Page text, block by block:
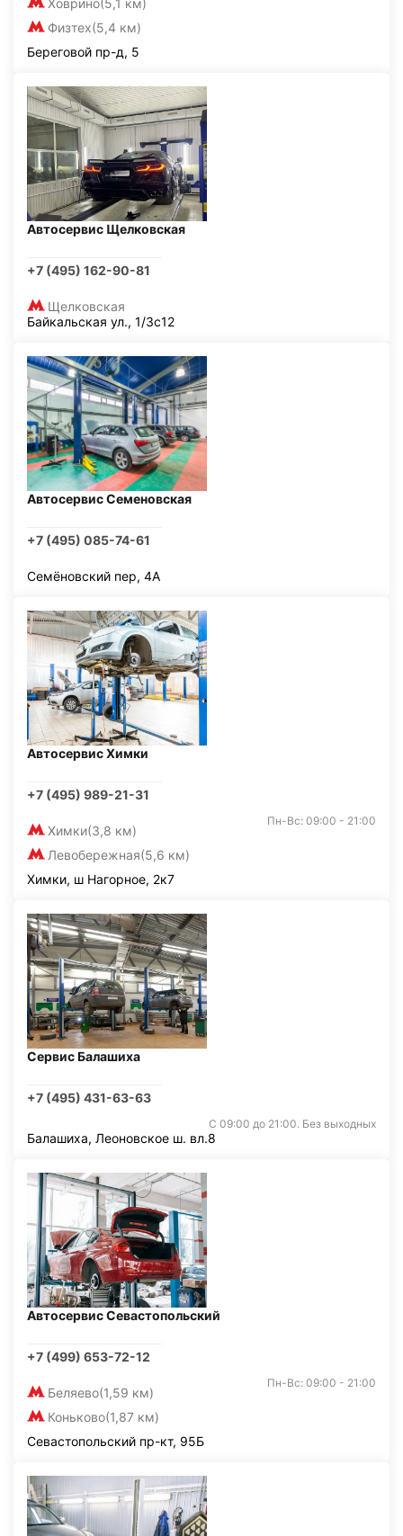
Ховрино(5,1 км)
Физтех(5,4 км)
Береговой пр-д, 5
Автосервис Щелковская
+7 (495) 162-90-81
Щелковская
Байкальская ул., 1/3с12
Автосервис Семеновская
+7 (495) 085-74-61
Семёновский пер, 4А
Автосервис Химки
+7 (495) 989-21-31
Химки(3,8 км)
Левобережная(5,6 км)
Пн-Вс: 09:00 - 21:00
Химки, ш Нагорное, 2к7
Сервис Балашиха
+7 (495) 431-63-63
С 09:00 до 21:00. Без выходных
Балашиха, Леоновское ш. вл.8
Автосервис Севастопольский
+7 (499) 653-72-12
Беляево(1,59 км)
Коньково(1,87 км)
Пн-Вс: 09:00 - 21:00
Севастопольский пр-кт, 95Б